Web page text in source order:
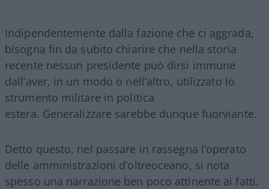
Indipendentemente dalla fazione che ci aggrada,
bisogna fin da subito chiarire che nella storia
recente nessun presidente può dirsi immune
dall’aver, in un modo o nell’altro, utilizzato lo
strumento militare in politica
estera. Generalizzare sarebbe dunque fuorviante.
Detto questo, nel passare in rassegna l’operato
delle amministrazioni d’oltreoceano, si nota
spesso una narrazione ben poco attinente ai fatti.